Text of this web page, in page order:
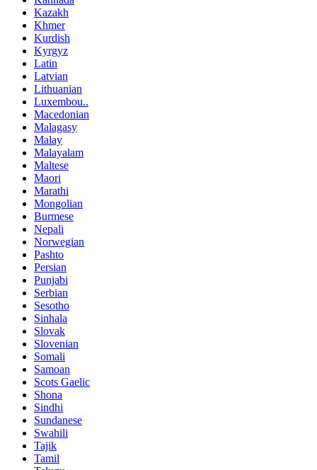
Kazakh
Khmer
Kurdish
Kyrgyz
Latin
Latvian
Lithuanian
Luxembou..
Macedonian
Malagasy
Malay
Malayalam
Maltese
Maori
Marathi
Mongolian
Burmese
Nepali
Norwegian
Pashto
Persian
Punjabi
Serbian
Sesotho
Sinhala
Slovak
Slovenian
Somali
Samoan
Scots Gaelic
Shona
Sindhi
Sundanese
Swahili
Tajik
Tamil